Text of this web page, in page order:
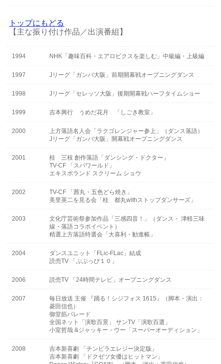
トップにもどる
【主な振り付け作品／出演番組】
1994 NHK「趣味百科・エアロビクスを楽しむ」中級編・上級編
1997 Jリーグ「ガンバ大阪」前期開幕戦オープニングダンス
1998 Jリーグ「セレッソ大阪」後期開幕戦ハーフタイムショー
1999 吉本興行 うめだ花月 「しごき教室」
2000
上方落語名人会「ラクゴレンジャー参上」（ダンス落語）
Jリーグ「ガンバ大阪」開幕戦オープニングダンス
2001
桂 三枝 創作落語「ダンシング・ドクター」
TV-CF 「スパワールド」
エキスポランド スクリーム ショウ
2002
TV-CF 「茜丸・五色どら焼き」
美里英二を見る会「桂 都丸withストップダンサーズ」
2003
文化庁芸術祭参加作品「三感四音！」（ダンス・ 津軽三味
線・落語コラボイベント）
精選上方落語特選会「大喜利・勧進帳」
2004
ダンスユニット「FLic-FLac」結成
読売TV 「ぷぷっぴ１０」
2006 読売TV 「24時間テレビ」オープニングダンス
2007
毎日放送 主催 『踊る！シジフォス 1615』（脚本・演出：
菱田信也）
御堂筋パレード
全国ネット「演歌百景」 サンTV「演歌百選」
小室哲哉 &ジャッキー・ウー「スーパーオーディション」
2008
吉本新喜劇 「チンピラエレジー決定版」
吉本新喜劇 「ドクゼツ女優はヒットマン」